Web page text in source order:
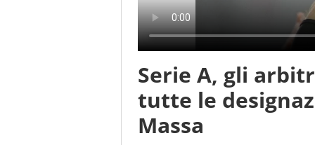
Serie A, gli
tutte le
Massa